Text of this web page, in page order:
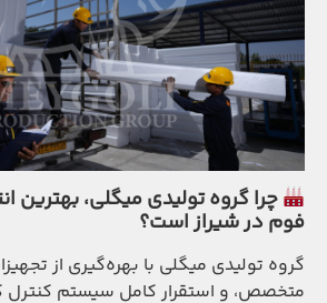
چرا گروه تولیدی میگلی، بهترین
فوم در شیراز است؟
گروه تولیدی میگلی با بهره‌گیری از
متخصص، و استقرار کامل سیستم کنترل